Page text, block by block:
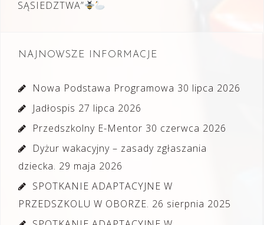
SĄSIEDZTWA”
NAJNOWSZE INFORMACJE
Nowa Podstawa Programowa 30 lipca 2026
Jadłospis 27 lipca 2026
Przedszkolny E-Mentor 30 czerwca 2026
Dyżur wakacyjny – zasady zgłaszania
dziecka. 29 maja 2026
SPOTKANIE ADAPTACYJNE W
PRZEDSZKOLU W OBORZE. 26 sierpnia 2025